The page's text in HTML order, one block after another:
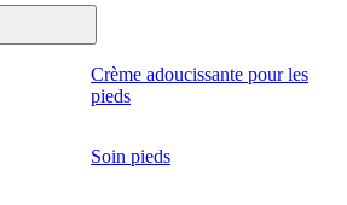
Crème adoucissante pour les
pieds
Soin pieds